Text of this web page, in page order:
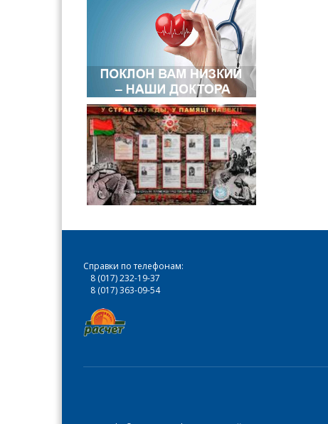
Справки по телефонам:
8 (017) 232-19-37
8 (017) 363-09-54